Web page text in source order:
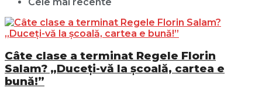
Câte clase a terminat Regele Florin
Salam? „Duceți-vă la școală, cartea e
bună!”